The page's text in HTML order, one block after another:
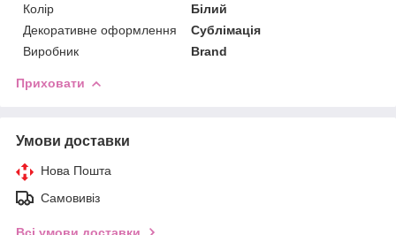
Колір
Білий
Декоративне оформлення
Сублімація
Виробник
Brand
Приховати
Умови доставки
Нова Пошта
Самовивіз
Всі умови доставки